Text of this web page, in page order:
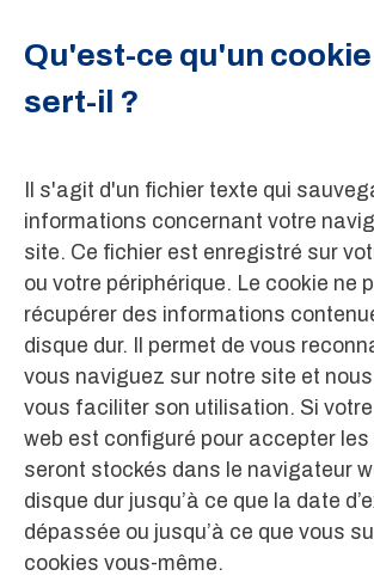
Qu'est-ce qu'un
sert-il ?
Il s'agit d'un fichier texte qui
informations concernant votre
site. Ce fichier est enregistré sur
ou votre périphérique. Le cookie ne
récupérer des informations
disque dur. Il permet de vous
vous naviguez sur notre site et
vous faciliter son utilisation. Si
web est configuré pour accepter les
seront stockés dans le navigateur
disque dur jusqu’à ce que la date
dépassée ou jusqu’à ce que vous
cookies vous-même.